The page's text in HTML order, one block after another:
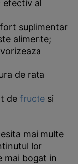
efectiv al
suplimentar
alimente;
de rata
de fructe si
mai multe
lor
mai bogat in